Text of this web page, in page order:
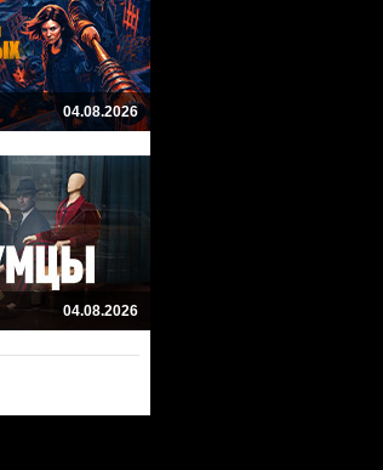
04.08.2026
04.08.2026